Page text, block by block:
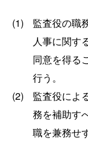
(1)
監査役の職
人事に関す
同意を得る
行う。
(2)
監査役によ
務を補助す
職を兼務せ